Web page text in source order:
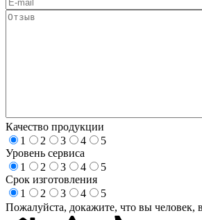
Качество продукции
1
2 3 4
5
Уровень сервиса
1
2 3 4
5
Срок изготовления
1
2 3 4
5
Пожалуйста, докажите, что вы человек,